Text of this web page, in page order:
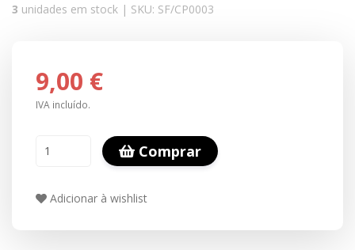
3 unidades em stock | SKU: SF/CP0003
9,00 €
IVA incluído.
Comprar
Adicionar à wishlist